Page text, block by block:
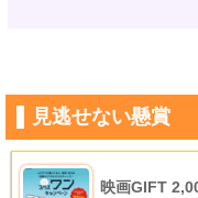
見逃せない懸賞
映画GIFT